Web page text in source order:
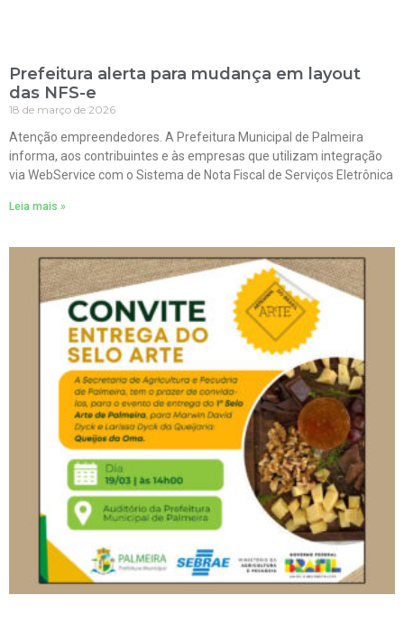
Prefeitura alerta para mudança em layout
das NFS-e
18 de março de 2026
Atenção empreendedores. A Prefeitura Municipal de Palmeira
informa, aos contribuintes e às empresas que utilizam integração
via WebService com o Sistema de Nota Fiscal de Serviços Eletrônica
Leia mais »